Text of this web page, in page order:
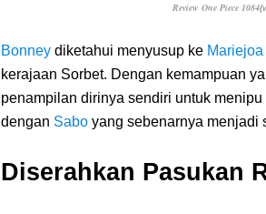
Review One Piece 1084
Bonney diketahui menyusup ke Mariejoa
kerajaan Sorbet. Dengan kemampuan
penampilan dirinya sendiri untuk menipu
dengan Sabo yang sebenarnya menjadi
Diserahkan Pasukan